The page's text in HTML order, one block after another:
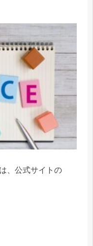
、公式サイトの